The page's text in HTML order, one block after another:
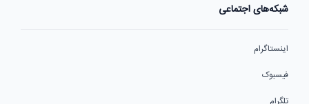
شبکه‌های اجتماعی
اینستاگرام
فیسبوک
تلگرام